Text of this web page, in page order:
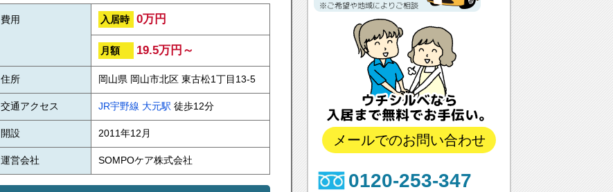
費用 入居時 0万円
月額 19.5万円～
住所 岡山県 岡山市北区 東古松1丁目13-5
交通アクセス JR宇野線 大元駅 徒歩12分
開設 2011年12月
運営会社 SOMPOケア株式会社
メールでのお問い合わせ
0120-253-347